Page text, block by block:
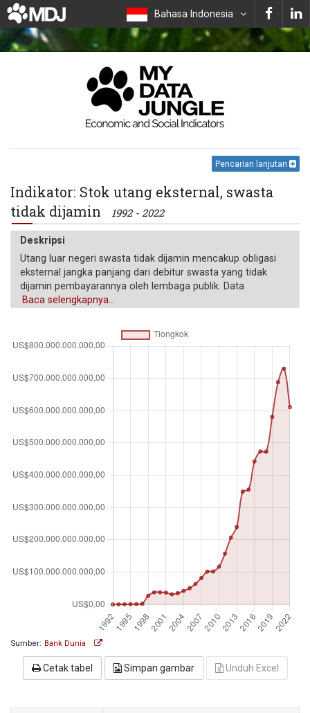
Bahasa Indonesia
Pencarian lanjutan
Indikator: Stok utang eksternal, swasta
tidak dijamin
1992 - 2022
Deskripsi
Utang luar negeri swasta tidak dijamin mencakup obligasi
eksternal jangka panjang dari debitur swasta yang tidak
dijamin pembayarannya oleh lembaga publik. Data
dinyatakan dalam dolar AS saat ini.
Baca selengkapnya...
Sumber: Bank Dunia
Cetak tabel Simpan gambar Unduh Excel